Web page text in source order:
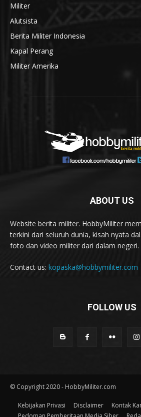
Militer
Alutsista
Berita Militer Indonesia
Kapal Perang
Militer Amerika
ABOUT US
Website berita militer. HobbyMiliter
terkini dari seluruh dunia, kisah nyata
foto dan video militer dari dalam negeri.
Contact us: kopaska@hobbymiliter.com
FOLLOW US
© Copyright 2020 - HobbyMiliter.com
Kebijakan Privasi Disclaimer
Kontak